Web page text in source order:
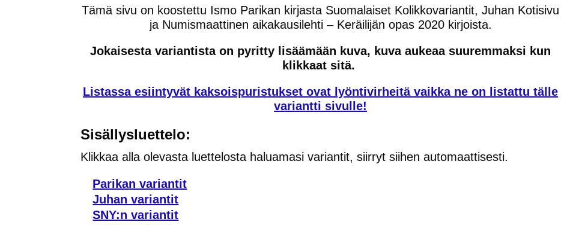
Tämä sivu on koostettu Ismo Parikan kirjasta Suomalaiset Kolikkovariantit, Juhan Kotisivu
ja Numismaattinen aikakausilehti – Keräilijän opas 2020 kirjoista.
Jokaisesta variantista on pyritty lisäämään kuva, kuva aukeaa suuremmaksi kun
klikkaat sitä.
Listassa esiintyvät kaksoispuristukset ovat lyöntivirheitä vaikka ne on listattu tälle
variantti sivulle!
Sisällysluettelo:
Klikkaa alla olevasta luettelosta haluamasi variantit, siirryt siihen automaattisesti.
Parikan variantit
Juhan variantit
SNY:n variantit